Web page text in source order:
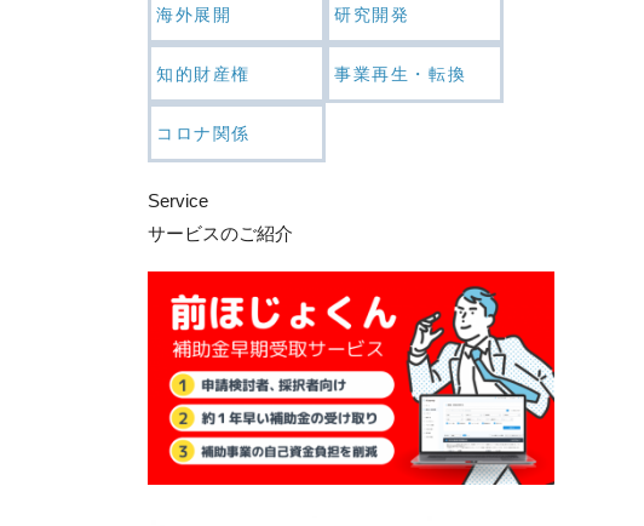
海外展開 研究開発
知的財産権 事業再生・転換
コロナ関係
Service
サービスのご紹介